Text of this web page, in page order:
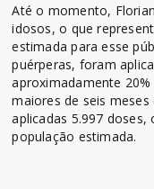
Até o momento,
idosos, o que
estimada para esse
puérperas, foram
aproximadamente
maiores de seis
aplicadas 5.997 doses,
população estimada.